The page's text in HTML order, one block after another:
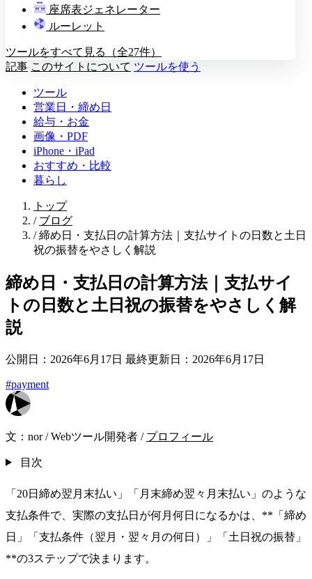
教壇
座席表ジェネレーター
ルーレット
ツールをすべて見る（全27件）
記事 このサイトについて ツールを使う
ツール
営業日・締め日
給与・お金
画像・PDF
iPhone・iPad
おすすめ・比較
暮らし
トップ
/ ブログ
/ 締め日・支払日の計算方法｜支払サイトの日数と土日
祝の振替をやさしく解説
締め日・支払日の計算方法｜支払サイ
トの日数と土日祝の振替をやさしく解
説
公開日：2026年6月17日 最終更新日：2026年6月17日
#payment
文： nor /Webツール開発者 / プロフィール
目次
「20日締め翌月末払い」「月末締め翌々月末払い」のような
支払条件で、実際の支払日が何月何日になるかは、**「締め
日」「支払条件（翌月・翌々月の何日）」「土日祝の振替」
**の3ステップで決まります。